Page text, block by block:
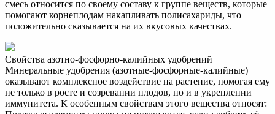
смесь относится по своему составу к группе веществ, которые
помогают корнеплодам накапливать полисахариды, что
положительно сказывается на их вкусовых качествах.
Свойства азотно-фосфорно-калийных удобрений
Минеральные удобрения (азотные-фосфорные-калийные)
оказывают комплексное воздействие на растение, помогая ему
не только в росте и созревании плодов, но и в укреплении
иммунитета. К особенным свойствам этого вещества относят: